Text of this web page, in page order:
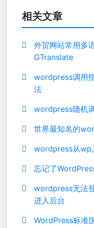
相关文章
外贸网站常用多
GTranslate
wordpress调用
法
wordpress随机
世界最知名的
wordpress从
忘记了
wordpress无法
进入后台
WordPress标准